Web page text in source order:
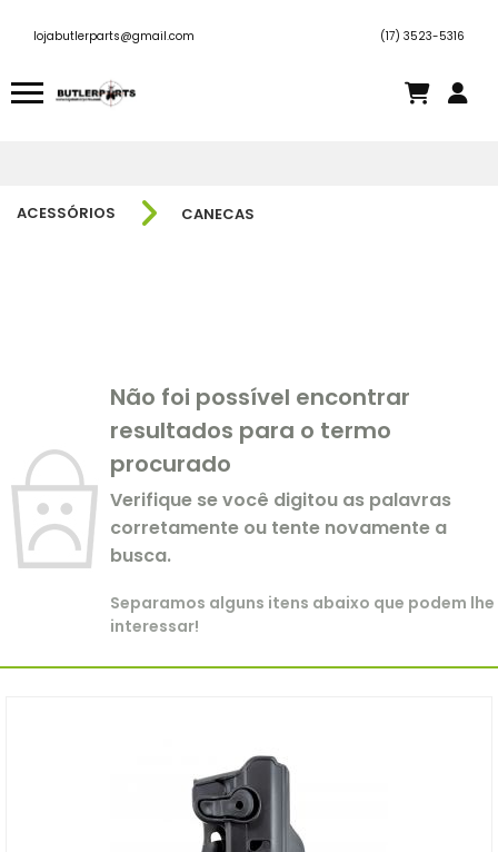
lojabutlerparts@gmail.com (17) 3523-5316
ACESSÓRIOS CANECAS
Não foi possível encontrar
resultados para o termo
procurado
Verifique se você digitou as palavras
corretamente ou tente novamente a
busca.
Separamos alguns itens abaixo que podem lhe
interessar!